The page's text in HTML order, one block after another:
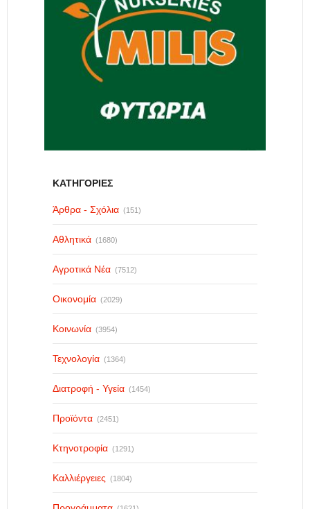
ΚΑΤΗΓΟΡΙΕΣ
Άρθρα - Σχόλια (151)
Αθλητικά (1680)
Αγροτικά Νέα (7512)
Οικονομία (2029)
Κοινωνία (3954)
Τεχνολογία (1364)
Διατροφή - Υγεία (1454)
Προϊόντα (2451)
Κτηνοτροφία (1291)
Καλλιέργειες (1804)